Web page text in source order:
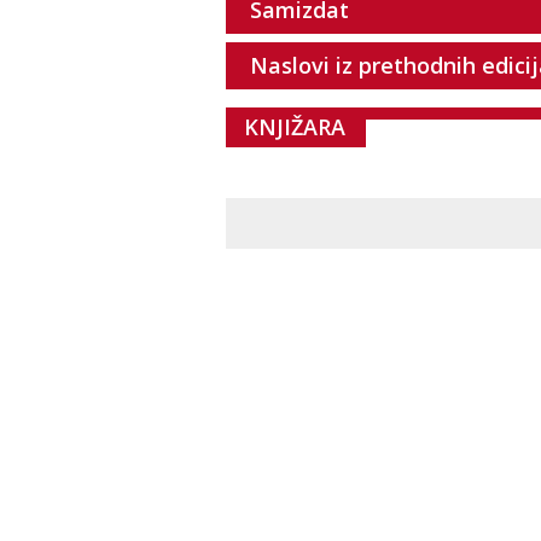
Samizdat
Naslovi iz prethodnih
KNJIŽARA